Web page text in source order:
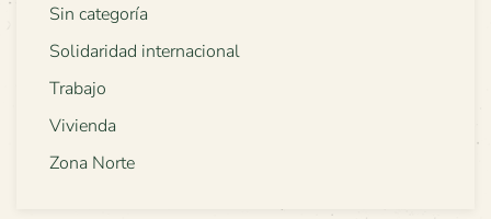
Sin categoría
Solidaridad internacional
Trabajo
Vivienda
Zona Norte